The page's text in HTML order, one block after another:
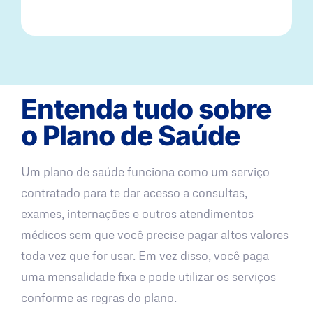
Entenda tudo sobre
o Plano de Saúde
Um plano de saúde funciona como um serviço
contratado para te dar acesso a consultas,
exames, internações e outros atendimentos
médicos sem que você precise pagar altos valores
toda vez que for usar. Em vez disso, você paga
uma mensalidade fixa e pode utilizar os serviços
conforme as regras do plano.